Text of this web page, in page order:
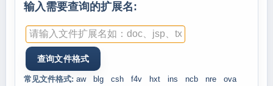
输入需要查询的扩展名:
常见文件格式: aw blg csh f4v hxt ins ncb nre
ova